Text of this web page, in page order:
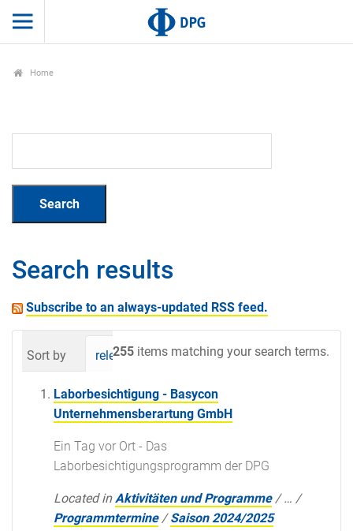
Home
Search results
Subscribe to an always-updated RSS feed.
255 items matching your search terms.
Sort by relevance date (newest first)
Laborbesichtigung - Basycon
Unternehmensberartung GmbH
Ein Tag vor Ort - Das
Laborbesichtigungsprogramm der DPG
Located in Aktivitäten und Programme /… /
Programmtermine /Saison 2024/2025